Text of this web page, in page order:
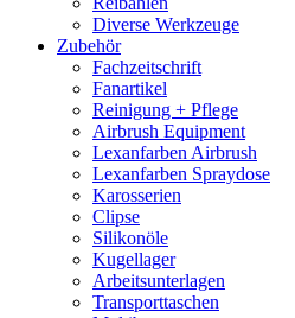
Diverse Werkzeuge
Zubehör
Fachzeitschrift
Fanartikel
Reinigung + Pflege
Airbrush Equipment
Lexanfarben Airbrush
Lexanfarben Spraydose
Karosserien
Clipse
Silikonöle
Kugellager
Arbeitsunterlagen
Transporttaschen